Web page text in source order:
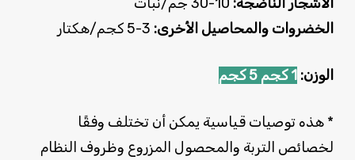
الخضروات والمحاصيل الأخرى:
الوزن: 1 كجم 5 كجم
* هذه توصيات قياسية يمكن أن تختلف وفقًا
لخصائص التربة والمحصول المزروع وظروف النظام